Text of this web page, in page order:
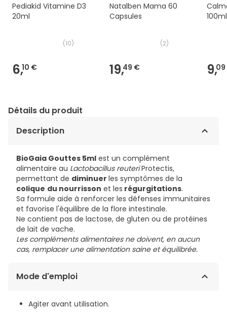
Pediakid Vitamine D3
20ml
(10)
6,10 €
Natalben Mama 60
Capsules
(2)
19,49 €
100ml
9,
Détails du produit
Description
BioGaia Gouttes 5ml est un complément
alimentaire au Lactobacillus reuteriProtectis,
permettant de diminuer les symptômes de la
colique du nourrisson et les régurgitations.
Sa formule aide à renforcer les défenses immunitaires
et favorise l'équilibre de la flore intestinale.
Ne contient pas de lactose, de gluten ou de protéines
de lait de vache.
Les compléments alimentaires ne doivent, en aucun
cas, remplacer une alimentation saine et équilibrée.
Mode d'emploi
Agiter avant utilisation.